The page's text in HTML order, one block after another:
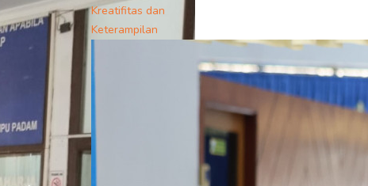
Kreatifitas dan
Keterampilan